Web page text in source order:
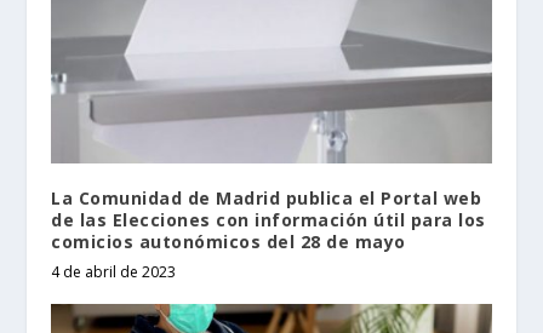
La Comunidad de Madrid publica el Portal web
de las Elecciones con información útil para los
comicios autonómicos del 28 de mayo
4 de abril de 2023